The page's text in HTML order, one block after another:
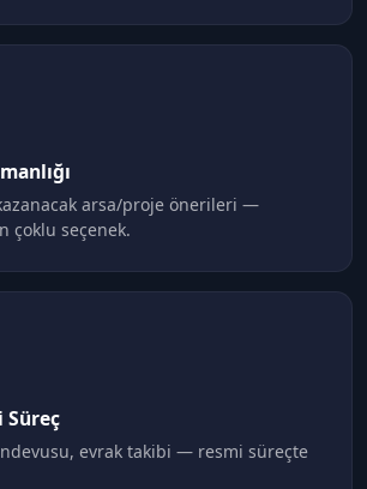
arsa/proje önerileri —
çoklu seçenek.
Süreç
evrak takibi — resmi süreçte